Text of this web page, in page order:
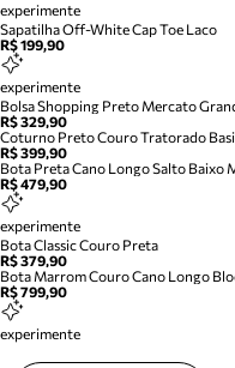
experimente
Sapatilha Off-White Cap Toe Laco
R$ 199,90
experimente
Bolsa Shopping Preto Mercato
R$ 329,90
Coturno Preto Couro Tratorado
R$ 399,90
Bota Preta Cano Longo Salto Baixo
R$ 479,90
experimente
Bota Classic Couro Preta
R$ 379,90
Bota Marrom Couro Cano Longo
R$ 799,90
experimente